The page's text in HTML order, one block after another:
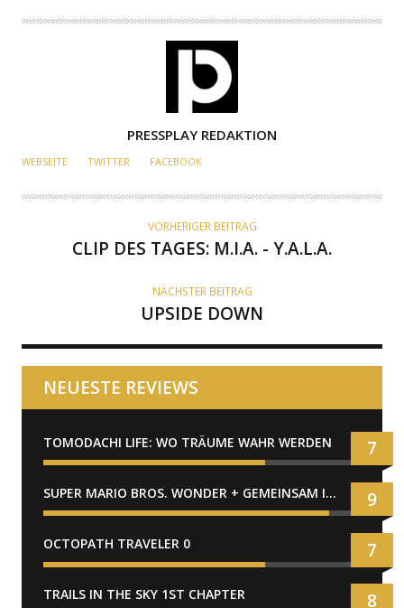
U
O
PRESSPLAY REDAKTION
WEBSEITE TWITTER FACEBOOK
VORHERIGER BEITRAG
CLIP DES TAGES: M.I.A. - Y.A.L.A.
NÄCHSTER BEITRAG
UPSIDE DOWN
NEUESTE REVIEWS
TOMODACHI LIFE: WO TRÄUME WAHR WERDEN 7
SUPER MARIO BROS. WONDER + GEMEINSAM IM BELLABEL-PARK 9
OCTOPATH TRAVELER 0 7
TRAILS IN THE SKY 1ST CHAPTER 8